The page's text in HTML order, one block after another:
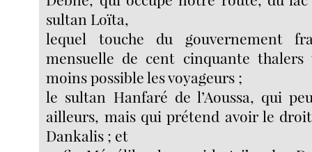
sultan Loïta,
lequel touche du gouvernement
mensuelle de cent cinquante
moins possible les voyageurs ;
le sultan Hanfaré de l’Aoussa, qui
ailleurs, mais qui prétend avoir le
Dankalis ; et